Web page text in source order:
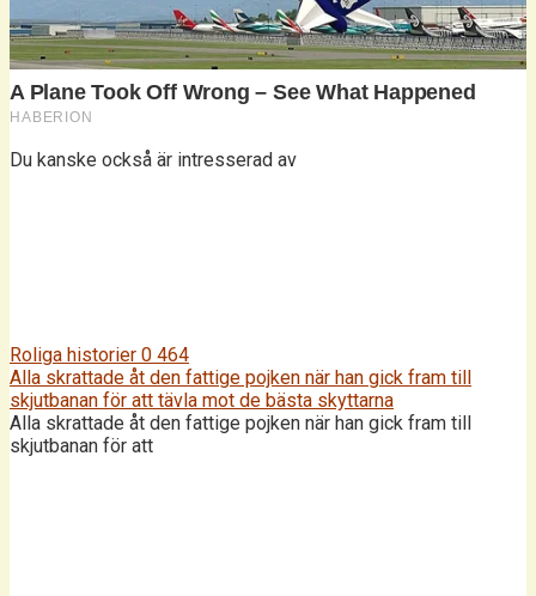
Du kanske också är intresserad av
Roliga historier 0 464
Alla skrattade åt den fattige pojken när han gick fram till
skjutbanan för att tävla mot de bästa skyttarna
Alla skrattade åt den fattige pojken när han gick fram till
skjutbanan för att